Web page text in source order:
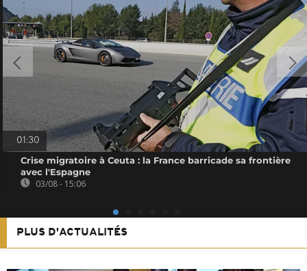
01:30
Crise migratoire à Ceuta : la France barricade sa frontière
avec l'Espagne
03/08 - 15:06
PLUS D'ACTUALITÉS